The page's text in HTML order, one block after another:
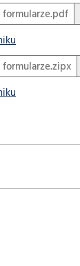
formularze.pdf
formularze.zipx